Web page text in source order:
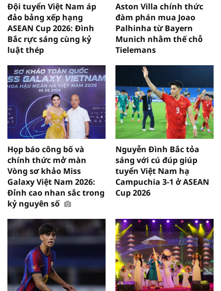
Đội tuyển Việt Nam áp
đảo bảng xếp hạng
ASEAN Cup 2026: Đình
Bắc rực sáng cùng kỷ
luật thép
Aston Villa chính thức
đàm phán mua Joao
Palhinha từ Bayern
Munich nhằm thế chỗ
Tielemans
Họp báo công bố và
chính thức mở màn
Vòng sơ khảo Miss
Galaxy Việt Nam 2026:
Đỉnh cao nhan sắc trong
kỷ nguyên số
Nguyễn Đình Bắc tỏa
sáng với cú đúp giúp
tuyển Việt Nam hạ
Campuchia 3-1 ở ASEAN
Cup 2026